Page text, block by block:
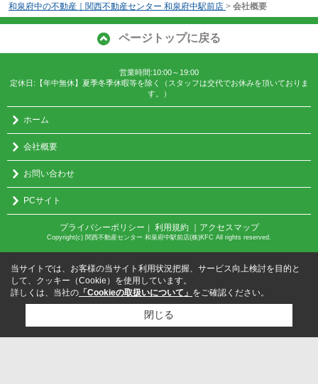
和泉府中の不動産｜関西不動産センター 和泉府中駅前店 > 会社概要
ページトップに戻る
営業時間:10:00～19:00
定休日:【年中無休】夏季冬季休暇等を除く（スタッフは交代でお休みを頂いておりま
す。）
ホーム
会社概要
お問い合わせ
PCサイト
プライバシーポリシー ｜ 利用規約 ｜アクセスマップ
Copyright(c) 関西不動産センター 和泉府中駅前店(株)KFC All rights reserved.
当サイトでは、お客様の当サイト利用状況把握、サービス向上検討を目的と
して、クッキー（Cookie）を使用しています。
詳しくは、当社の 「Cookieの取扱いについて」 をご確認ください。
閉じる